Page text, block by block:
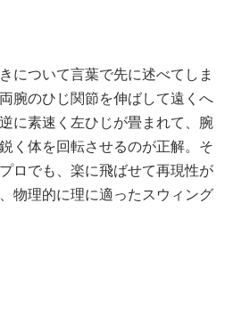
について言葉で先に述べてしま
腕のひじ関節を伸ばして遠くへ
に素速く左ひじが畳まれて、腕
く体を回転させるのが正解。そ
ロでも、楽に飛ばせて再現性が
物理的に理に適ったスウィング